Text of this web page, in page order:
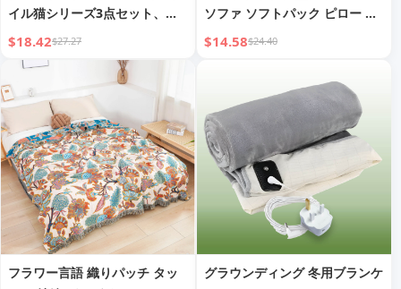
イル猫シリーズ3点セット、提
供された画像でカスタム可能、
Amazonデジタルプリントシー
ツと掛け布団カバーセット
$18.42$27.27
ソファ ソフトパック ピロー ク
ッション
$14.58$24.40
フラワー言語 織りパッチ タッ
グラウンディング 冬用ブランケ